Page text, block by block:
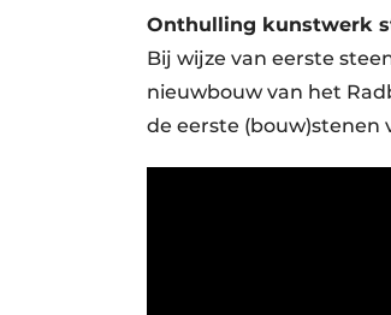
Onthulling kunstwerk
Bij wijze van eerste
nieuwbouw van het
de eerste